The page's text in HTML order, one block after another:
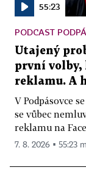
55:23
PODCAST
Utajený
první
reklamu. A
V Podpásovce
se vůbec
reklamu na
7. 8. 2026 ▪ 55:23